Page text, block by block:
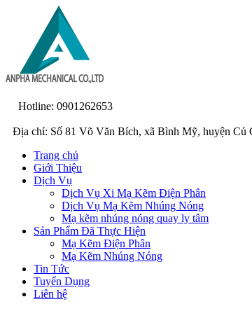
Hotline: 0901262653
Địa chỉ: Số 81 Võ Văn Bích, xã Bình Mỹ, huyện Củ
Trang chủ
Giới Thiệu
Dịch Vụ
Dịch Vụ Xi Mạ Kẽm Điện Phân
Dịch Vụ Mạ Kẽm Nhúng Nóng
Mạ kẽm nhúng nóng quay ly tâm
Sản Phẩm Đã Thực Hiện
Mạ Kẽm Điện Phân
Mạ Kẽm Nhúng Nóng
Tin Tức
Tuyển Dụng
Liên hệ